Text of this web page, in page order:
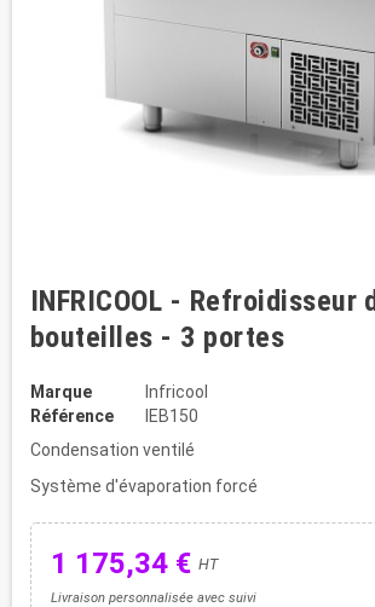
INFRICOOL - Refroidisseur
bouteilles - 3 portes
Marque
Infricool
Référence
IEB150
Condensation ventilé
Système d'évaporation forcé
1 175,34 € HT
Livraison personnalisée avec suivi